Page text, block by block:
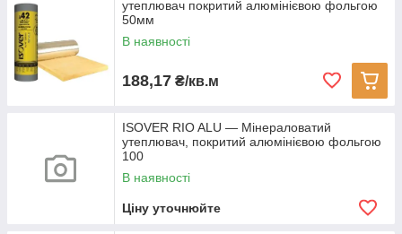
утеплювач покритий алюмінієвою фольгою
50мм
В наявності
188,17 ₴/кв.м
ISOVER RIO ALU — Мінераловатий
утеплювач, покритий алюмінієвою фольгою
100
В наявності
Ціну уточнюйте